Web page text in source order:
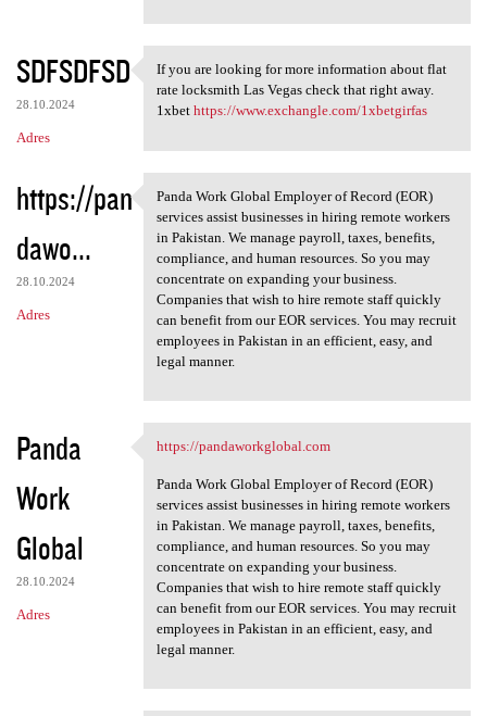
SDFSDFSD
28.10.2024
Adres
If you are looking for more
If you are looking for more information about flat
rate locksmith Las Vegas check that right away.
1xbet https://www.exchangle.com/1xbetgirfas
https://pan
dawo...
28.10.2024
Adres
Panda Work Global Employer of
Panda Work Global Employer of Record (EOR)
services assist businesses in hiring remote workers
in Pakistan. We manage payroll, taxes, benefits,
compliance, and human resources. So you may
concentrate on expanding your business.
Companies that wish to hire remote staff quickly
can benefit from our EOR services. You may recruit
employees in Pakistan in an efficient, easy, and
legal manner.
Panda
Work
Global
28.10.2024
Adres
https://pandaworkglobal.com
https://pandaworkglobal.com
Panda Work Global Employer of Record (EOR)
services assist businesses in hiring remote workers
in Pakistan. We manage payroll, taxes, benefits,
compliance, and human resources. So you may
concentrate on expanding your business.
Companies that wish to hire remote staff quickly
can benefit from our EOR services. You may recruit
employees in Pakistan in an efficient, easy, and
legal manner.